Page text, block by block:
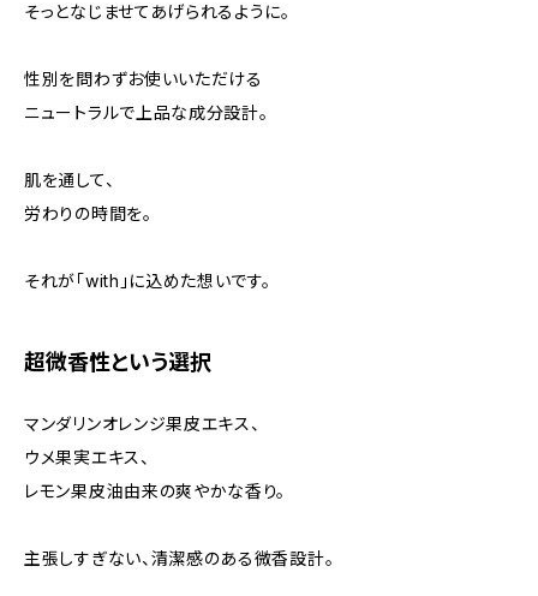
そっとなじませてあげられるように。
性別を問わずお使いいただける
ニュートラルで上品な成分設計。
肌を通して、
労わりの時間を。
それが「with」に込めた想いです。
超微香性という選択
マンダリンオレンジ果皮エキス、
ウメ果実エキス、
レモン果皮油由来の爽やかな香り。
主張しすぎない、清潔感のある微香設計。